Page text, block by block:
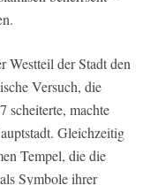
Westteil der Stadt den
Versuch, die
scheiterte, machte
Gleichzeitig
Tempel, die die
Symbole ihrer